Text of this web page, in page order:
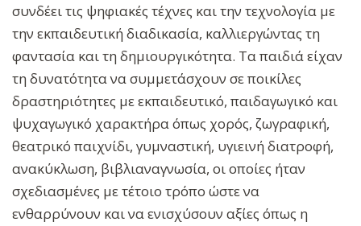
συνδέει τις ψηφιακές τέχνες και την τεχνολογία με
την εκπαιδευτική διαδικασία, καλλιεργώντας τη
φαντασία και τη δημιουργικότητα. Τα παιδιά είχαν
τη δυνατότητα να συμμετάσχουν σε ποικίλες
δραστηριότητες με εκπαιδευτικό, παιδαγωγικό και
ψυχαγωγικό χαρακτήρα όπως χορός, ζωγραφική,
θεατρικό παιχνίδι, γυμναστική, υγιεινή διατροφή,
ανακύκλωση, βιβλιαναγνωσία, οι οποίες ήταν
σχεδιασμένες με τέτοιο τρόπο ώστε να
ενθαρρύνουν και να ενισχύσουν αξίες όπως η